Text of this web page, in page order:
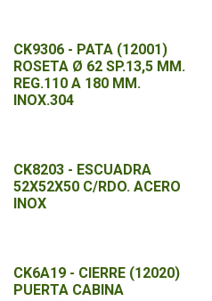
CK9306 - PATA (12001)
ROSETA Ø 62 SP.13,5 MM.
REG.110 A 180 MM.
INOX.304
CK8203 - ESCUADRA
52X52X50 C/RDO. ACERO
INOX
CK6A19 - CIERRE (12020)
PUERTA CABINA